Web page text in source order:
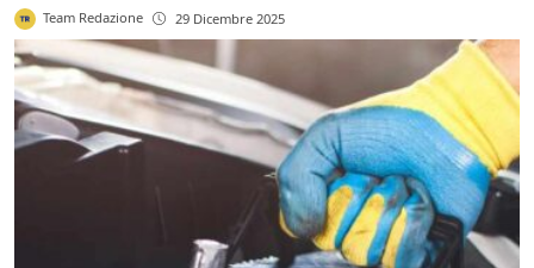
Team Redazione 29 Dicembre 2025